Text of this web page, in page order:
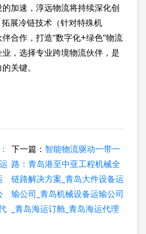
加速，淳远物流将持续深化创
展冷链技术（针对特殊机
合作，打造“数字化+绿色”物流
，选择专业跨境物流伙伴，是
关键。
下一篇： 智能物流驱动一带一
路：青岛港至中亚工程机械全
链路解决方案_青岛大件设备运
输公司_青岛机械设备运输公司
_青岛海运订舱_青岛海运代理